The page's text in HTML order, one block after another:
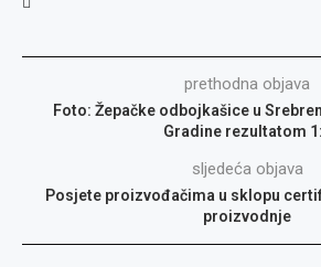
prethodna objava
Foto: Žepačke odbojkašice u
Gradine rezultatom
sljedeća objava
Posjete proizvođačima u sklopu
proizvodnje